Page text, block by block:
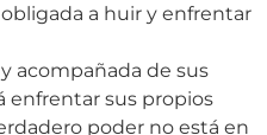
a huir y enfrentar
acompañada de sus
enfrentar sus propios
poder no está en